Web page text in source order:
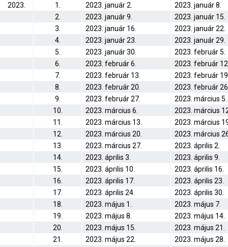
2023.
1. 2023. január 2.
2023. január 8.
2.
2023. január 9.
2023. január 15.
3.
2023. január 16.
2023. január 22.
4.
2023. január 23.
2023. január 29.
5.
2023. január 30.
2023. február 5.
6.
2023. február 6.
2023. február
7.
2023. február 13.
2023. február
8.
2023. február 20.
2023. február
9.
2023. február 27.
2023. március 5.
10.
2023. március 6.
2023. március
11.
2023. március 13.
2023. március
12.
2023. március 20.
2023. március
13.
2023. március 27.
2023. április 2.
14.
2023. április 3.
2023. április 9.
15.
2023. április 10.
2023. április 16.
16.
2023. április 17.
2023. április 23.
17.
2023. április 24.
2023. április 30.
18.
2023. május 1.
2023. május 7.
19.
2023. május 8.
2023. május 14.
20.
2023. május 15.
2023. május 21.
21.
2023. május 22.
2023. május 28.